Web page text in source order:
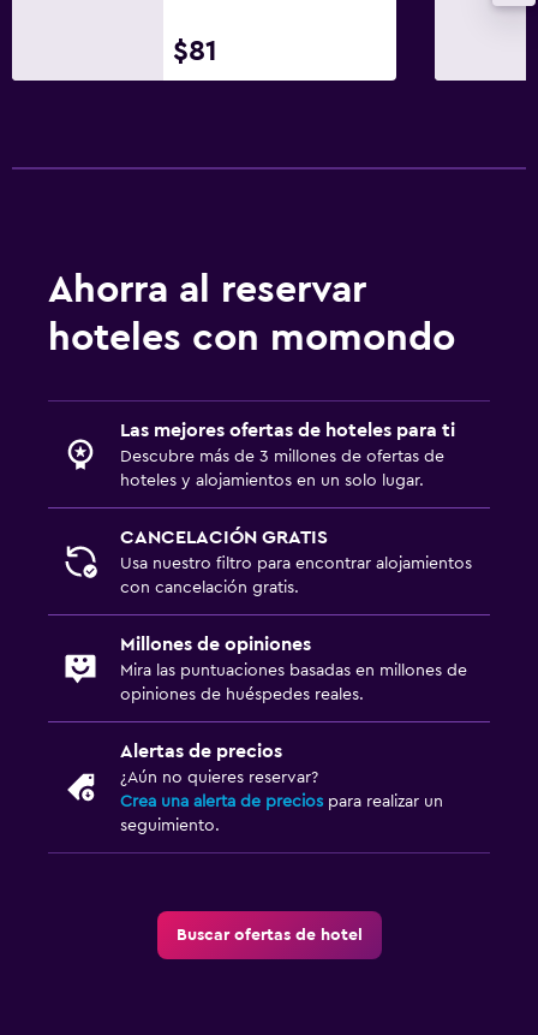
$81
Ahorra al reservar
hoteles con momondo
Las mejores ofertas de hoteles para ti
Descubre más de 3 millones de ofertas de
hoteles y alojamientos en un solo lugar.
CANCELACIÓN GRATIS
Usa nuestro filtro para encontrar alojamientos
con cancelación gratis.
Millones de opiniones
Mira las puntuaciones basadas en millones de
opiniones de huéspedes reales.
Alertas de precios
¿Aún no quieres reservar?
Crea una alerta de precios para realizar un
seguimiento.
Buscar ofertas de hotel